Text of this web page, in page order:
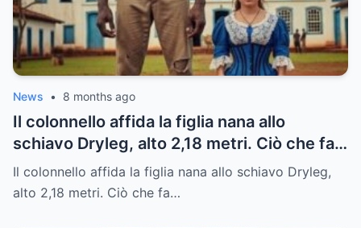
News • 8 months ago
Il colonnello affida la figlia nana allo
schiavo Dryleg, alto 2,18 metri. Ciò che fa
dopo vi sorprenderà.
Il colonnello affida la figlia nana allo schiavo Dryleg,
alto 2,18 metri. Ciò che fa…